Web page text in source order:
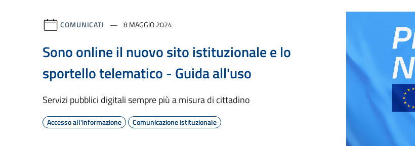
COMUNICATI 8 MAGGIO 2024
Sono online il nuovo sito istituzionale e lo
sportello telematico - Guida all'uso
Servizi pubblici digitali sempre più a misura di cittadino
Accesso all'informazione Comunicazione istituzionale